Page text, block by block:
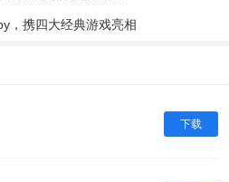
，携四大经典游戏亮相
下载